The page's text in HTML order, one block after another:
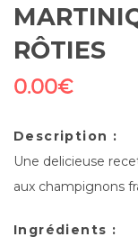
RÔTIES
0.00€
Description :
Une delicieuse
aux champignons
Ingrédients :